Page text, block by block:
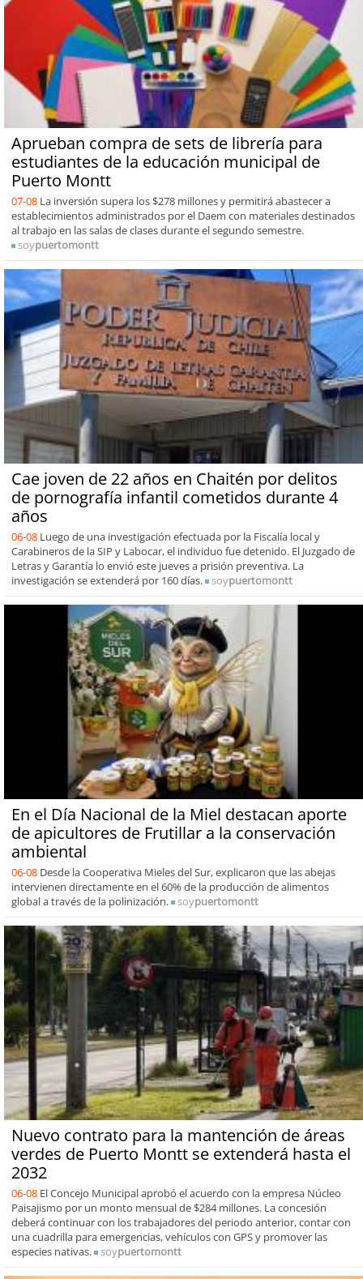
Aprueban compra de sets de librería para
estudiantes de la educación municipal de
Puerto Montt
07-08 La inversión supera los $278 millones y permitirá abastecer a
establecimientos administrados por el Daem con materiales destinados
al trabajo en las salas de clases durante el segundo semestre.
soypuertomontt
Cae joven de 22 años en Chaitén por delitos
de pornografía infantil cometidos durante 4
años
06-08 Luego de una investigación efectuada por la Fiscalía local y
Carabineros de la SIP y Labocar, el individuo fue detenido. El Juzgado de
Letras y Garantía lo envió este jueves a prisión preventiva. La
investigación se extenderá por 160 días.
soypuertomontt
En el Día Nacional de la Miel destacan aporte
de apicultores de Frutillar a la conservación
ambiental
06-08 Desde la Cooperativa Mieles del Sur, explicaron que las abejas
intervienen directamente en el 60% de la producción de alimentos
global a través de la polinización.
soypuertomontt
Nuevo contrato para la mantención de áreas
verdes de Puerto Montt se extenderá hasta el
2032
06-08 El Concejo Municipal aprobó el acuerdo con la empresa Núcleo
Paisajismo por un monto mensual de $284 millones. La concesión
deberá continuar con los trabajadores del periodo anterior, contar con
una cuadrilla para emergencias, vehículos con GPS y promover las
especies nativas.
soypuertomontt